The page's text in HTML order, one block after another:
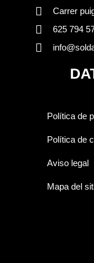
Carrer
625 794
Política de
Política de
Aviso legal
Mapa del